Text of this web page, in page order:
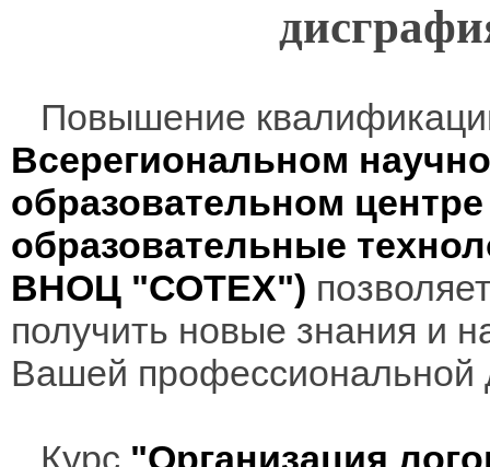
Повышение
Всерегиональном
образовательном
образовательные
ВНОЦ "СОТЕХ")
получить новые знания и
Вашей профессиональной
Курс "Организация